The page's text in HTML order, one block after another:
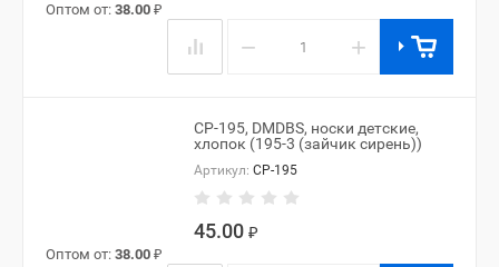
Оптом от: 38.00 ₽
− +
CP-195, DMDBS, носки детские,
хлопок (195-3 (зайчик сирень))
Артикул: CP-195
45.00 ₽
Оптом от: 38.00 ₽